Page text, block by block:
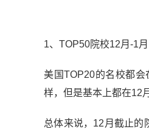
1、TOP50院校12月-1月
美国TOP20的名校都
样，但是基本上都在12
总体来说，12月截止的